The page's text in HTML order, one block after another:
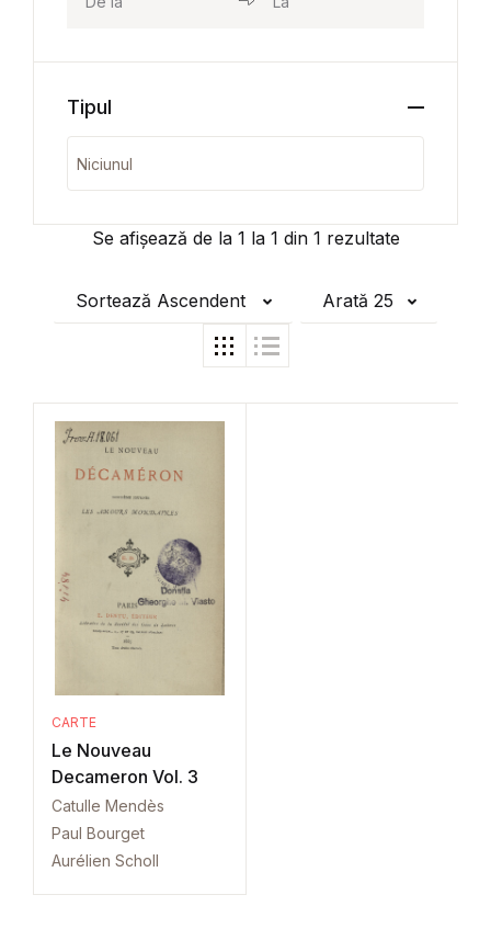
Se afișează de la 1 la 1 din 1 rezultate
Sortează Ascendent Arată 25
CARTE
Le Nouveau
Decameron Vol. 3
Catulle Mendès
Paul Bourget
Aurélien Scholl
Tipul